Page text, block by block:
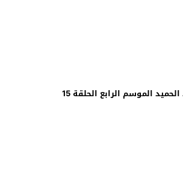
الموسم الرابع الحلقة 15